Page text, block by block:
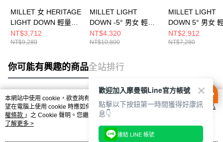
MILLET 女 HERITAGE
LIGHT DOWN 輕量連
帽羽絨外套
MIV98460247
NT$3,712
NT$9,280
MILLET LIGHT
DOWN -5° 男女 輕量
抗水羽絨睡袋
MIC11108731
NT$4,320
NT$10,800
MILLET LIGHT
DOWN 5° 男女
水羽絨睡袋
MIC11128749
NT$2,912
NT$7,280
你可能有興趣的商品全站排行
熱門標籤
本網站中使用 cookie，欲查詢有關本網站使用 cookie 方式之詳情，及若您不希
望在電腦上使用 cookie 時應如何變更電腦的 cookie 設定，請參閱本網站「
隱私
權條款 」之 Cookie 聲明。您繼續使用本網站即表示您同意本公司得按本網站使
用條款之 Cookie 聲明使用 cookie。
了解更多 >
歡迎加入摩曼頓Line官方帳號
點擊以下按鈕第一時間獲得好康訊
息👇
連結 LINE 帳號